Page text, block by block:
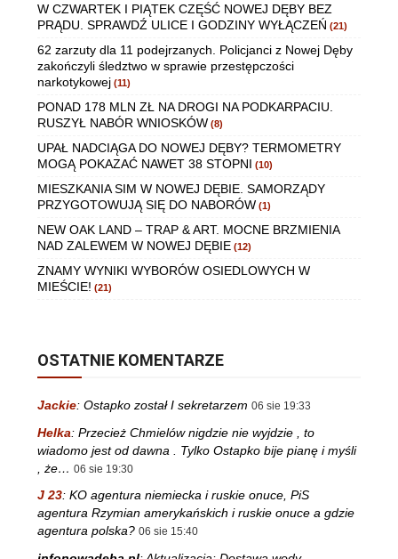
W CZWARTEK I PIĄTEK CZĘŚĆ NOWEJ DĘBY BEZ
PRĄDU. SPRAWDŹ ULICE I GODZINY WYŁĄCZEŃ (21)
62 zarzuty dla 11 podejrzanych. Policjanci z Nowej Dęby
zakończyli śledztwo w sprawie przestępczości
narkotykowej (11)
PONAD 178 MLN ZŁ NA DROGI NA PODKARPACIU.
RUSZYŁ NABÓR WNIOSKÓW (8)
UPAŁ NADCIĄGA DO NOWEJ DĘBY? TERMOMETRY
MOGĄ POKAZAĆ NAWET 38 STOPNI (10)
MIESZKANIA SIM W NOWEJ DĘBIE. SAMORZĄDY
PRZYGOTOWUJĄ SIĘ DO NABORÓW (1)
NEW OAK LAND – TRAP & ART. MOCNE BRZMIENIA
NAD ZALEWEM W NOWEJ DĘBIE (12)
ZNAMY WYNIKI WYBORÓW OSIEDLOWYCH W
MIEŚCIE! (21)
OSTATNIE KOMENTARZE
Jackie: Ostapko został I sekretarzem 06 sie 19:33
Helka: Przecież Chmielów nigdzie nie wyjdzie , to
wiadomo jest od dawna . Tylko Ostapko bije pianę i myśli
, że… 06 sie 19:30
J 23: KO agentura niemiecka i ruskie onuce, PiS
agentura Rzymian amerykańskich i ruskie onuce a gdzie
agentura polska? 06 sie 15:40